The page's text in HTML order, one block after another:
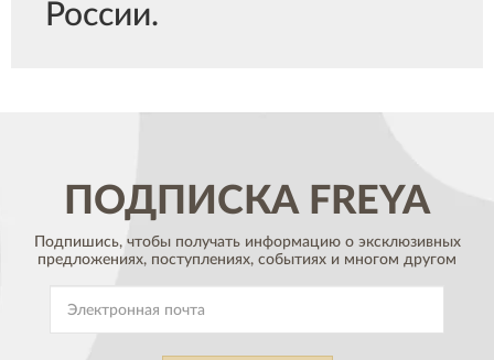
России.
ПОДПИСКА FREYA
Подпишись, чтобы получать информацию о эксклюзивных
предложениях, поступлениях, событиях и многом другом